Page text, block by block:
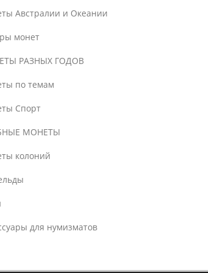
Австралии и Океании
монет
РАЗНЫХ ГОДОВ
по темам
Спорт
МОНЕТЫ
колоний
для нумизматов